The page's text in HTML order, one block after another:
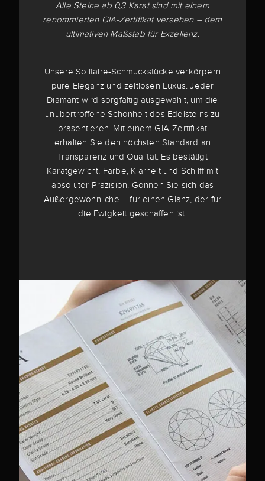
Alle Steine ab 0,3 Karat sind mit einem
renommierten GIA-Zertifikat versehen – dem
ultimativen Maßstab für Exzellenz.
Unsere Solitaire-Schmuckstücke verkörpern
pure Eleganz und zeitlosen Luxus. Jeder
Diamant wird sorgfältig ausgewählt, um die
unübertroffene Schönheit des Edelsteins zu
präsentieren. Mit einem GIA-Zertifikat
erhalten Sie den höchsten Standard an
Transparenz und Qualität: Es bestätigt
Karatgewicht, Farbe, Klarheit und Schliff mit
absoluter Präzision. Gönnen Sie sich das
Außergewöhnliche – für einen Glanz, der für
die Ewigkeit geschaffen ist.